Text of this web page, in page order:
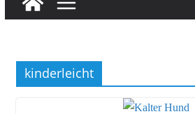
kinderleicht